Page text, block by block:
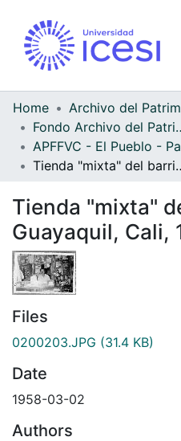
Home
Fondo Archivo del
Tienda "mixta"
Tienda "mixta"
Guayaquil, Cali,
Files
0200203.JPG (31.4 KB)
Date
1958-03-02
Authors